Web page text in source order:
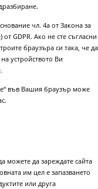
чл. 4а от Закона за
GDPR. Ако не сте съгласни
браузъра си така, че да
устройството Ви
във Вашия браузър може
можете да зареждате сайта
им цел е запазването
или друга